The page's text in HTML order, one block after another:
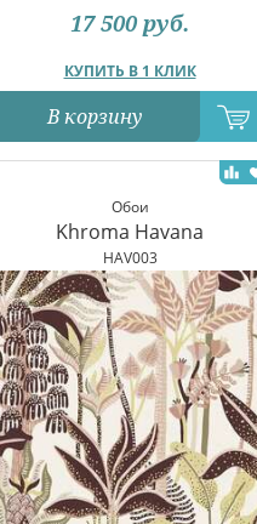
КУПИТЬ В 1 КЛИК
17 500 руб.
В корзину
Обои
Khroma Havana
HAV003